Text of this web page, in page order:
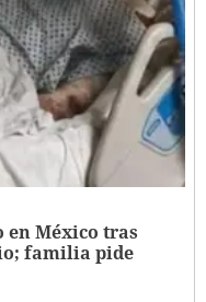
México tras
familia pide